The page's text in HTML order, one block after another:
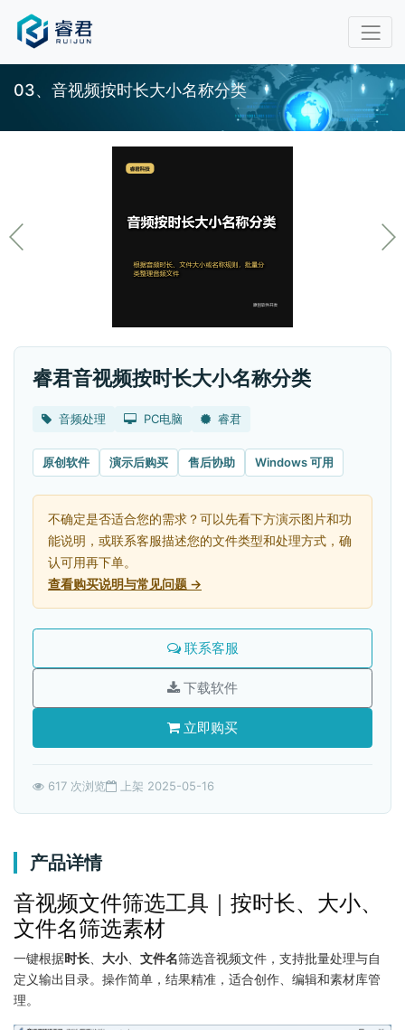
03、音视频按时长大小名称分类
睿君音视频按时长大小名称分类
音频处理 PC电脑 睿君
原创软件 演示后购买 售后协助 Windows 可用
不确定是否适合您的需求？可以先看下方演示图片和功
能说明，或联系客服描述您的文件类型和处理方式，确
认可用再下单。
查看购买说明与常见问题 →
联系客服
下载软件
立即购买
617 次浏览 上架 2025-05-16
产品详情
音视频文件筛选工具｜按时长、大小、
文件名筛选素材
一键根据时长、 大小、 文件名筛选音视频文件，支持批量处理与自
定义输出目录。操作简单，结果精准，适合创作、编辑和素材库管
理。